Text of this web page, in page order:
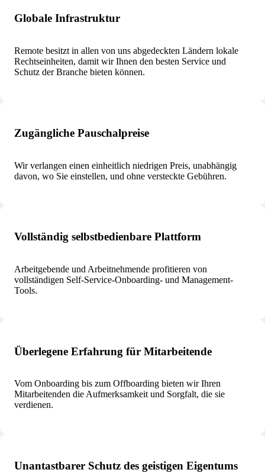
Globale Infrastruktur
Remote besitzt in allen von uns abgedeckten Ländern lokale
Rechtseinheiten, damit wir Ihnen den besten Service und
Schutz der Branche bieten können.
Zugängliche Pauschalpreise
Wir verlangen einen einheitlich niedrigen Preis, unabhängig
davon, wo Sie einstellen, und ohne versteckte Gebühren.
Vollständig selbstbedienbare Plattform
Arbeitgebende und Arbeitnehmende profitieren von
vollständigen Self‑Service-Onboarding- und Management-
Tools.
Überlegene Erfahrung für Mitarbeitende
Vom Onboarding bis zum Offboarding bieten wir Ihren
Mitarbeitenden die Aufmerksamkeit und Sorgfalt, die sie
verdienen.
Unantastbarer Schutz des geistigen Eigentums